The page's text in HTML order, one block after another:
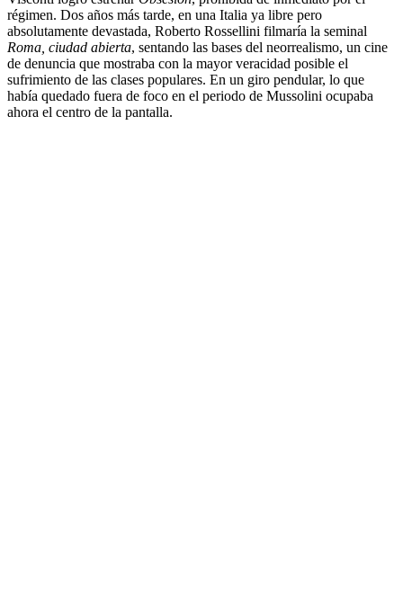
régimen. Dos años más tarde, en una Italia ya libre pero
absolutamente devastada, Roberto Rossellini filmaría la seminal
Roma, ciudad abierta, sentando las bases del neorrealismo, un cine
de denuncia que mostraba con la mayor veracidad posible el
sufrimiento de las clases populares. En un giro pendular, lo que
había quedado fuera de foco en el periodo de Mussolini ocupaba
ahora el centro de la pantalla.